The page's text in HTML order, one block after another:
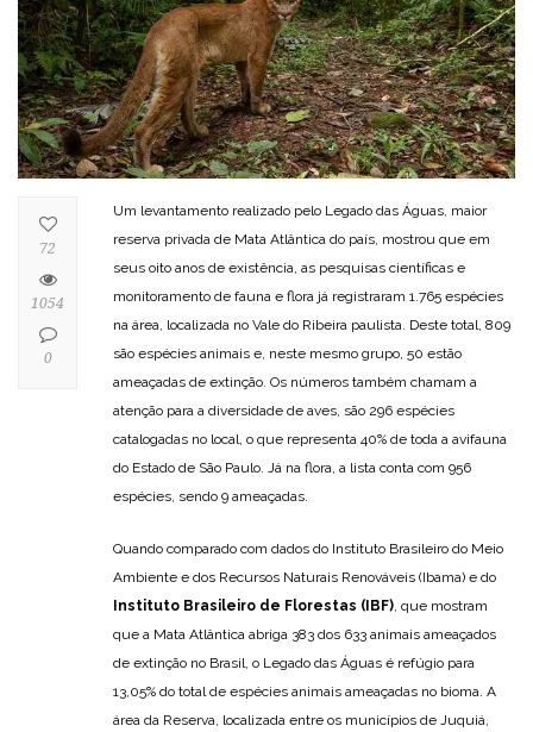
Um levantamento realizado pelo Legado das Águas, maior
reserva privada de Mata Atlântica do país, mostrou que em
seus oito anos de existência, as pesquisas científicas e
monitoramento de fauna e flora já registraram 1.765 espécies
na área, localizada no Vale do Ribeira paulista. Deste total, 809
são espécies animais e, neste mesmo grupo, 50 estão
ameaçadas de extinção. Os números também chamam a
atenção para a diversidade de aves, são 296 espécies
catalogadas no local, o que representa 40% de toda a avifauna
do Estado de São Paulo. Já na flora, a lista conta com 956
espécies, sendo 9 ameaçadas.
Quando comparado com dados do Instituto Brasileiro do Meio
Ambiente e dos Recursos Naturais Renováveis (Ibama) e do
Instituto Brasileiro de Florestas (IBF) , que mostram
que a Mata Atlântica abriga 383 dos 633 animais ameaçados
de extinção no Brasil, o Legado das Águas é refúgio para
13,05% do total de espécies animais ameaçadas no bioma. A
área da Reserva, localizada entre os municípios de Juquiá,
72
1054
0